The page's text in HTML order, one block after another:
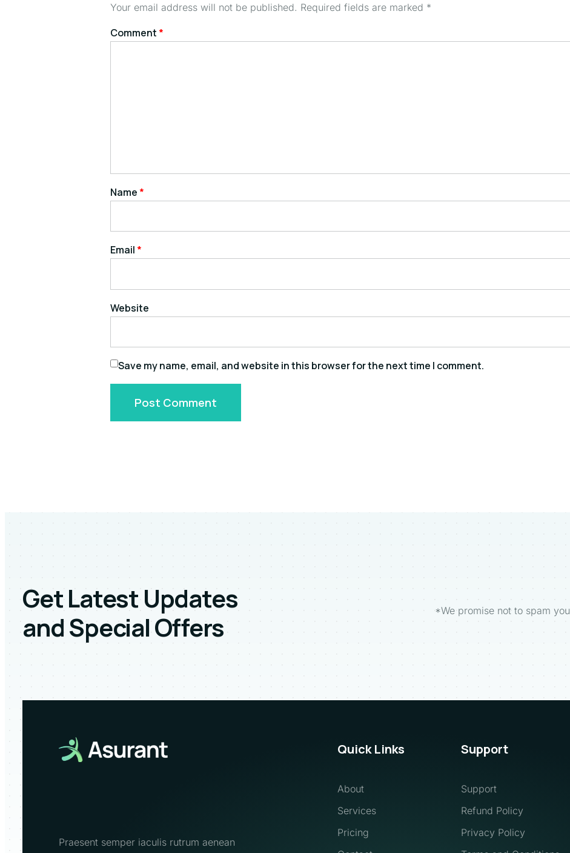
Your email address will not be published. Required fields are marked *
Comment *
Name *
Email *
Website
Save my name, email, and website in this browser for the next time I comment.
Get Latest Updates
and Special Offers
*We promise not to spam you
Praesent semper iaculis rutrum aenean
Quick Links
About
Services
Pricing
Support
Support
Refund Policy
Privacy Policy